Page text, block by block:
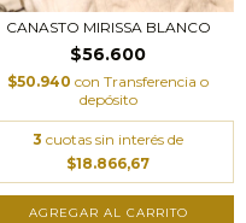
CANASTO MIRISSA BLANCO
$56.600
$50.940 con Transferencia o
depósito
3 cuotas sin interés de
$18.866,67
AGREGAR AL CARRITO